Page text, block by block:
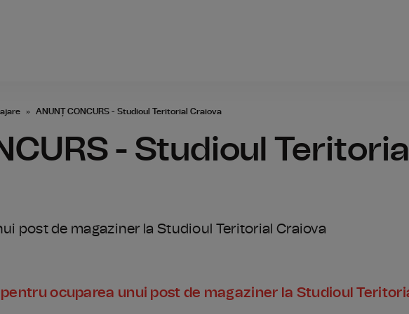
ANUNȚ CONCURS - Studioul Teritorial Craiova
- Studioul Teritorial
post de magaziner la Studioul Teritorial Craiova
ocuparea unui post de magaziner la Studioul